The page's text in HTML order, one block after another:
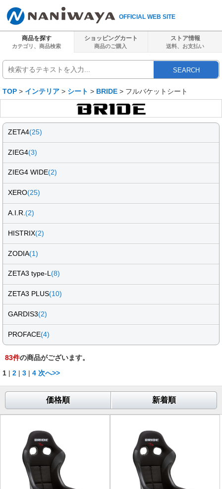
OFFICIAL WEB SITE
商品を探す
カテゴリ、商品検索
ショッピングカート
商品のご購入
ストア情報
送料、 お支払い
SEARCH
TOP > インテリア > シート > BRIDE > フルバケットシート
ZETA4(25)
ZIEG4(3)
ZIEG4 WIDE(2)
XERO(25)
A.I.R. (2)
HISTRIX(2)
ZODIA(1)
ZETA3 type-L(8)
ZETA3 PLUS(10)
GARDIS3(2)
PROFACE(4)
83件の商品がございます。
1 | 2 | 3 | 4 次へ>>
価格順 新着順